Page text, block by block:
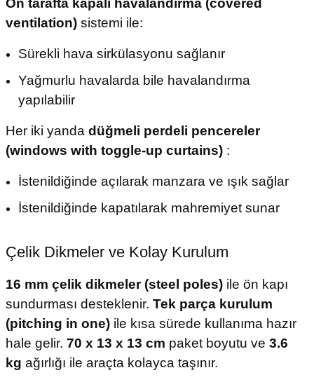
Ön tarafta kapalı havalandırma (covered
ventilation)sistemi ile:
Sürekli hava sirkülasyonu sağlanır
Yağmurlu havalarda bile havalandırma
yapılabilir
Her iki yanda düğmeli perdeli pencereler
(windows with toggle-up curtains):
İstenildiğinde açılarak manzara ve ışık sağlar
İstenildiğinde kapatılarak mahremiyet sunar
Çelik Dikmeler ve Kolay Kurulum
16 mm çelik dikmeler (steel poles)ile ön kapı
sundurması desteklenir. Tek parça kurulum
(pitching in one)ile kısa sürede kullanıma hazır
hale gelir. 70 x 13 x 13 cm paket boyutu ve 3.6
kg ağırlığı ile araçta kolayca taşınır.